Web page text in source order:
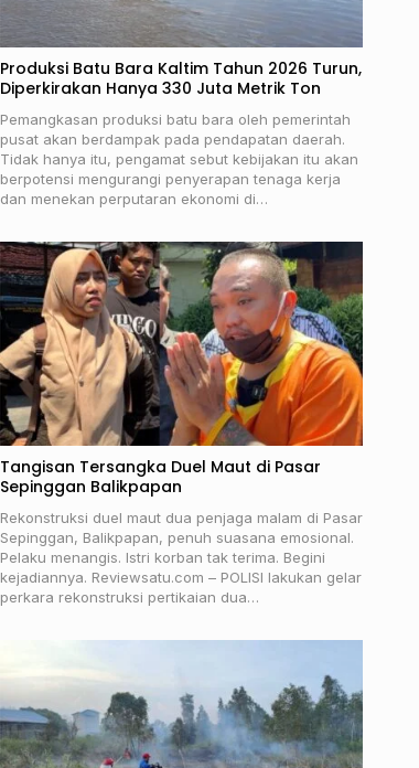
Produksi Batu Bara Kaltim Tahun 2026 Turun,
Diperkirakan Hanya 330 Juta Metrik Ton
Pemangkasan produksi batu bara oleh pemerintah
pusat akan berdampak pada pendapatan daerah.
Tidak hanya itu, pengamat sebut kebijakan itu akan
berpotensi mengurangi penyerapan tenaga kerja
dan menekan perputaran ekonomi di…
Tangisan Tersangka Duel Maut di Pasar
Sepinggan Balikpapan
Rekonstruksi duel maut dua penjaga malam di Pasar
Sepinggan, Balikpapan, penuh suasana emosional.
Pelaku menangis. Istri korban tak terima. Begini
kejadiannya. Reviewsatu.com – POLISI lakukan gelar
perkara rekonstruksi pertikaian dua…